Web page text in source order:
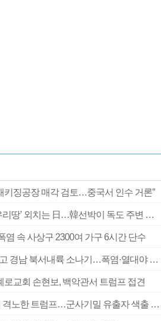
키징공장 매각 검토…중국서 인수 거론”
[속보] 여전히 ‘독도는 우리땅’ 외치는 日…韓선박이 독도 주변 해양조사 활동하자 반발
염 속 사상구 2300여 가구 6시간 단수
부산 울산 경남 구름 많고 경남 북서내륙 소나기…폭염·열대야 계속
로교회 손현보, 백악관서 트럼프 접견
‘탄약 부족 사태’ 보도에 격노한 트럼프…군사기밀 유출자 색출 지시